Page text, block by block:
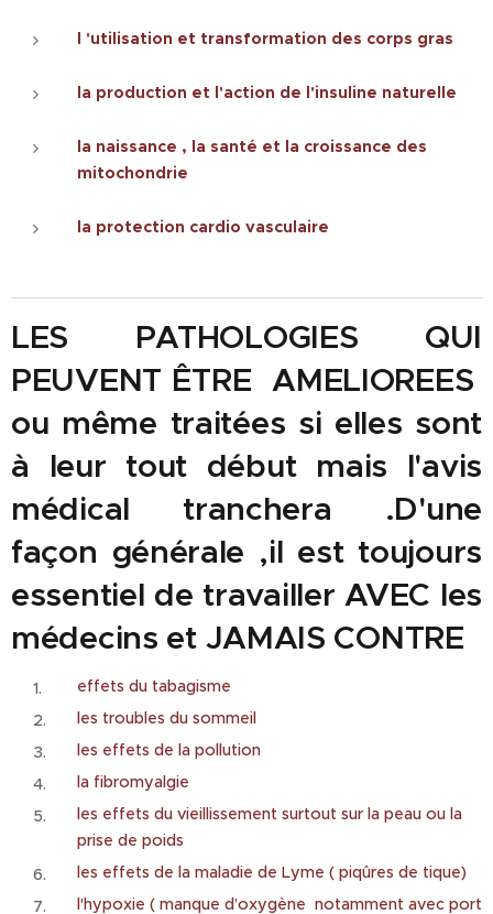
l 'utilisation et transformation des corps gras
la production et l'action de l'insuline naturelle
la naissance , la santé et la croissance des
mitochondrie
la protection cardio vasculaire
LES PATHOLOGIES QUI
PEUVENT ÊTRE AMELIOREES
ou même traitées si elles sont
à leur tout début mais l'avis
médical tranchera .D'une
façon générale ,il est toujours
essentiel de travailler AVEC les
médecins et JAMAIS CONTRE
effets du tabagisme
les troubles du sommeil
les effets de la pollution
la fibromyalgie
les effets du vieillissement surtout sur la peau ou la
prise de poids
les effets de la maladie de Lyme ( piqûres de tique)
l'hypoxie ( manque d’oxygène notamment avec port